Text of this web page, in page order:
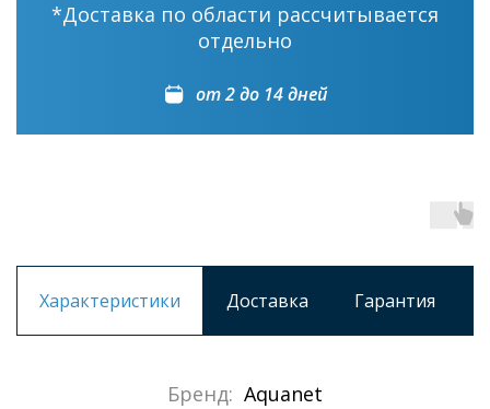
*Доставка по области рассчитывается
отдельно
от 2 до 14 дней
Характеристики Доставка Гарантия
Бренд: Aquanet